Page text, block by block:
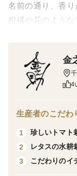
名前の通り、香り
柑橘や花のような
ロール）を多く
さっぱりとした
甘さがくどくない
ため、飽きずに食
酸味が控えめ：
いちごの酸味が
金
4
生産者のこだわ
1
珍しいトマト
2
レタスの水耕
3
こだわりのイ